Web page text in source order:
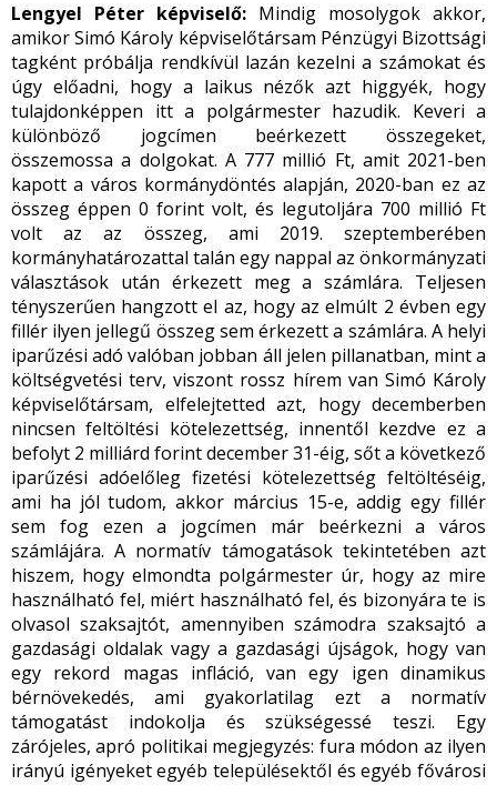
Lengyel Péter képviselő: Mindig mosolygok akkor,
amikor Simó Károly képviselőtársam Pénzügyi Bizottsági
tagként próbálja rendkívül lazán kezelni a számokat és
úgy előadni, hogy a laikus nézők azt higgyék, hogy
tulajdonképpen itt a polgármester hazudik. Keveri a
különböző jogcímen beérkezett összegeket,
összemossa a dolgokat. A 777 millió Ft, amit 2021-ben
kapott a város kormánydöntés alapján, 2020-ban ez az
összeg éppen 0 forint volt, és legutoljára 700 millió Ft
volt az az összeg, ami 2019. szeptemberében
kormányhatározattal talán egy nappal az önkormányzati
választások után érkezett meg a számlára. Teljesen
tényszerűen hangzott el az, hogy az elmúlt 2 évben egy
fillér ilyen jellegű összeg sem érkezett a számlára. A helyi
iparűzési adó valóban jobban áll jelen pillanatban, mint a
költségvetési terv, viszont rossz hírem van Simó Károly
képviselőtársam, elfelejtetted azt, hogy decemberben
nincsen feltöltési kötelezettség, innentől kezdve ez a
befolyt 2 milliárd forint december 31-éig, sőt a következő
iparűzési adóelőleg fizetési kötelezettség feltöltéséig,
ami ha jól tudom, akkor március 15-e, addig egy fillér
sem fog ezen a jogcímen már beérkezni a város
számlájára. A normatív támogatások tekintetében azt
hiszem, hogy elmondta polgármester úr, hogy az mire
használható fel, miért használható fel, és bizonyára te is
olvasol szaksajtót, amennyiben számodra szaksajtó a
gazdasági oldalak vagy a gazdasági újságok, hogy van
egy rekord magas infláció, van egy igen dinamikus
bérnövekedés, ami gyakorlatilag ezt a normatív
támogatást indokolja és szükségessé teszi. Egy
zárójeles, apró politikai megjegyzés: fura módon az ilyen
irányú igényeket egyéb településektől és egyéb fővárosi